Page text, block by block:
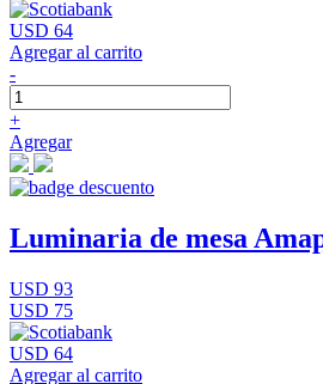
USD 64
Agregar al carrito
-
+
Agregar
Luminaria de mesa
USD 93
USD 75
USD 64
Agregar al carrito